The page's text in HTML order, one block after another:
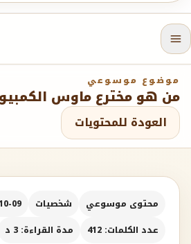
موضوع موسوعي
العودة للمحتويات
محتوى موسوعي شخصيات
09
عدد الكلمات: 412
مدة القراءة: 3 د